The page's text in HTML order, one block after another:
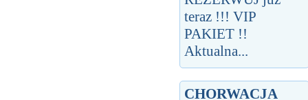
teraz !!! VIP
PAKIET !!
Aktualna...
CHORWACJA